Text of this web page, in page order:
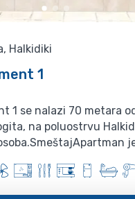
Halkidiki
1
1 se nalazi 70 metara
na poluostrvu